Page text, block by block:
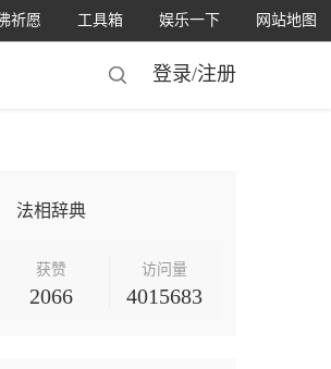
网站地图
娱乐一下
工具箱
祈愿
登录/注册
法相辞典
获赞
2066
访问量
4015683